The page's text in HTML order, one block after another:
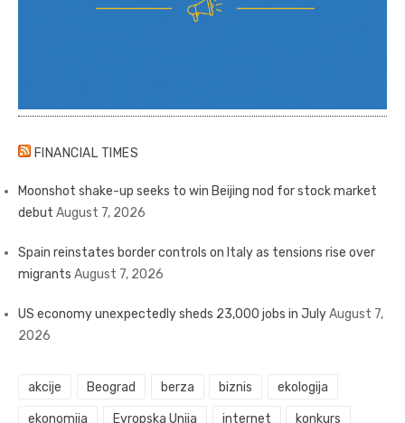
FINANCIAL TIMES
Moonshot shake-up seeks to win Beijing nod for stock market
debut August 7, 2026
Spain reinstates border controls on Italy as tensions rise over
migrants August 7, 2026
US economy unexpectedly sheds 23,000 jobs in JulyAugust 7,
2026
akcije Beograd berza biznis ekologija
ekonomija Evropska Unija internet konkurs